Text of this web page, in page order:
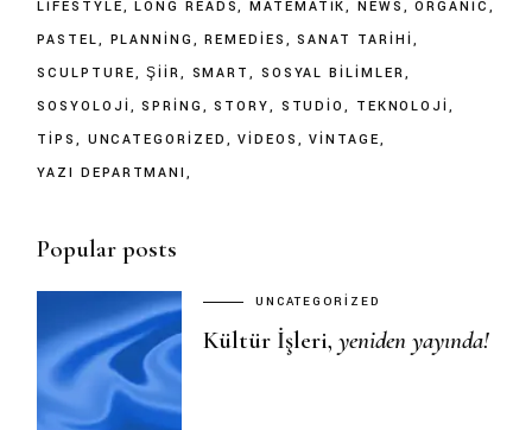
LIFESTYLE
LONG READS MATEMATIK NEWS
ORGANIC
PASTEL
PLANNING REMEDIES
SANAT TARIHI
SCULPTURE
ŞIIR SMART
SOSYAL BILIMLER
SOSYOLOJI
SPRING STORY STUDIO
TEKNOLOJI
TIPS
UNCATEGORIZED VIDEOS
VINTAGE
YAZI DEPARTMANI
Popular posts
UNCATEGORIZED
Kültür İşleri,yeniden yayında!